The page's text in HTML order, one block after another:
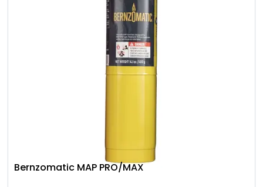
Bernzomatic MAP PRO/MAX